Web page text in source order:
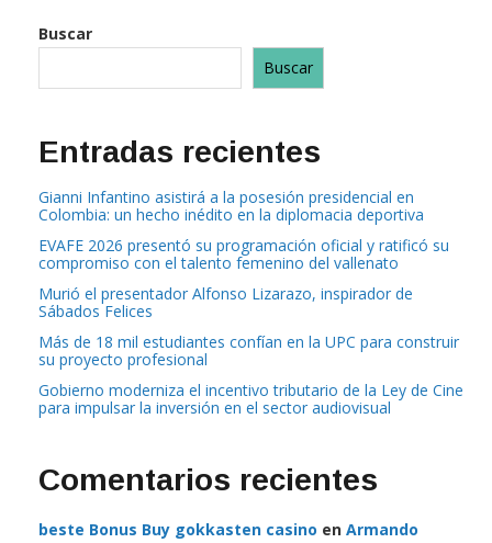
Buscar
Buscar
Entradas recientes
Gianni Infantino asistirá a la posesión presidencial en
Colombia: un hecho inédito en la diplomacia deportiva
EVAFE 2026 presentó su programación oficial y ratificó su
compromiso con el talento femenino del vallenato
Murió el presentador Alfonso Lizarazo, inspirador de
Sábados Felices
Más de 18 mil estudiantes confían en la UPC para construir
su proyecto profesional
Gobierno moderniza el incentivo tributario de la Ley de Cine
para impulsar la inversión en el sector audiovisual
Comentarios recientes
beste Bonus Buy gokkasten casino en Armando